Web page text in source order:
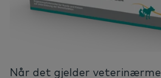
Når det gjelder